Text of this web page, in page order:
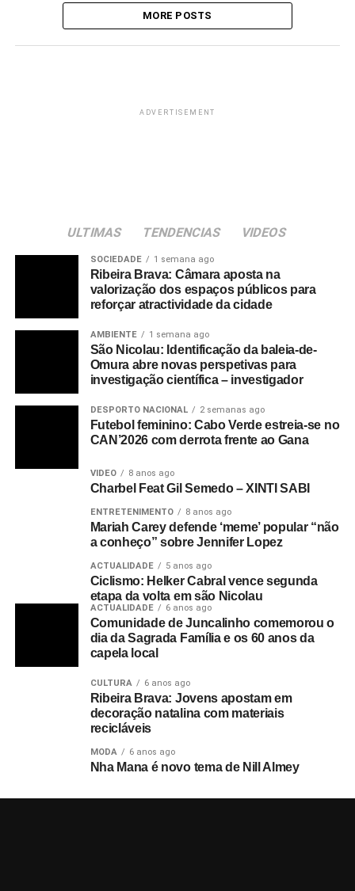
MORE POSTS
ADVERTISEMENT
ULTIMAS TENDENCIAS VIDEOS
SOCIEDADE 1 semana ago
Ribeira Brava: Câmara aposta na
valorização dos espaços públicos para
reforçar atractividade da cidade
AMBIENTE 1 semana ago
São Nicolau: Identificação da baleia-de-
Omura abre novas perspetivas para
investigação científica – investigador
DESPORTO NACIONAL 2 semanas ago
Futebol feminino: Cabo Verde estreia-se no
CAN’2026 com derrota frente ao Gana
VIDEO 8 anos ago
Charbel Feat Gil Semedo – XINTI SABI
ENTRETENIMENTO 8 anos ago
Mariah Carey defende ‘meme’ popular “não
a conheço” sobre Jennifer Lopez
ACTUALIDADE 5 anos ago
Ciclismo: Helker Cabral vence segunda
etapa da volta em são Nicolau
ACTUALIDADE 6 anos ago
Comunidade de Juncalinho comemorou o
dia da Sagrada Família e os 60 anos da
capela local
CULTURA 6 anos ago
Ribeira Brava: Jovens apostam em
decoração natalina com materiais
recicláveis
MODA 6 anos ago
Nha Mana é novo tema de Nill Almey